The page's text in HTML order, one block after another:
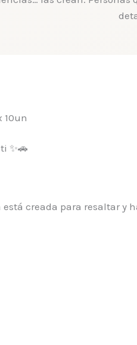
✨🚗
creada para resaltar y